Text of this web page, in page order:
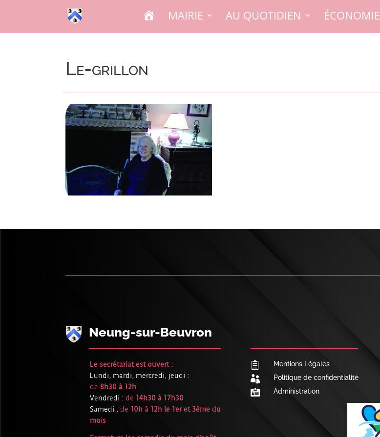
U
MAIRIE AU QUOTIDIEN ÉCONOMIE
Le-grillon
Neung-sur-Beuvron
Le secrétariat est ouvert :
Lundi, mardi, mercredi, jeudi :
de8h30 à 12h
Vendredi : de 14h30 à 17h30
Samedi : de 10h à 12h le 1er et 3ème du
mois
 Mentions Légales
 Politique de confidentialité
 Administration